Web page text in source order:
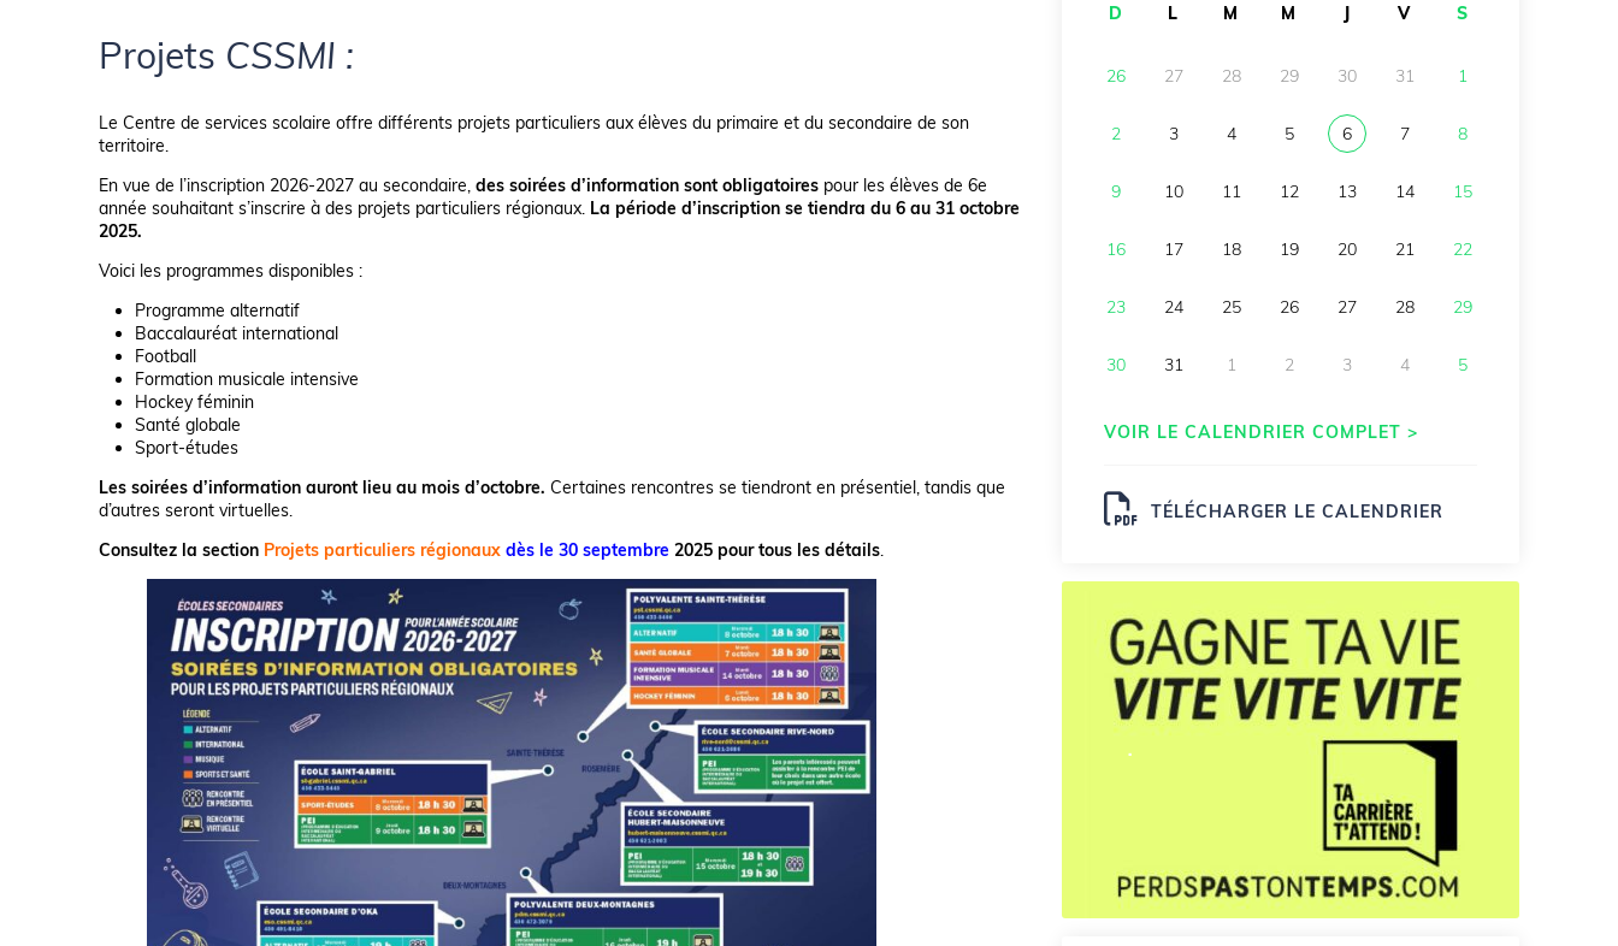
Projets CSSMI :
Le Centre de services scolaire offre différents projets particuliers aux élèves du primaire et du secondaire de son
territoire.
En vue de l’inscription 2026-2027 au secondaire, des soirées d’information sont obligatoires pour les élèves de 6e
année souhaitant s’inscrire à des projets particuliers régionaux. La période d’inscription se tiendra du 6 au 31 octobre
2025.
Voici les programmes disponibles :
Programme alternatif
Baccalauréat international
Football
Formation musicale intensive
Hockey féminin
Santé globale
Sport-études
Les soirées d’information auront lieu au mois d’octobre. Certaines rencontres se tiendront en présentiel, tandis que
d’autres seront virtuelles.
Consultez la section Projets particuliers régionaux dès le 30 septembre 2025 pour tous les détails.
D L M M J V S
26 27 28 29 30 31 1
2 3 4 5 6 7 8
9 10 11 12 13 14 15
16 17 18 19 20 21 22
23 24 25 26 27 28 29
30 31 1 2 3 4 5
VOIR LE CALENDRIER COMPLET >
TÉLÉCHARGER LE CALENDRIER
.